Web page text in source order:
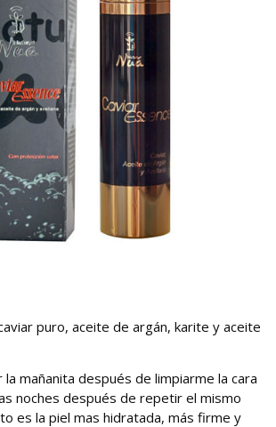
puro, aceite de argán, karite y aceite
la mañanita después de limpiarme la cara
noches después de repetir el mismo
es la piel mas hidratada, más firme y